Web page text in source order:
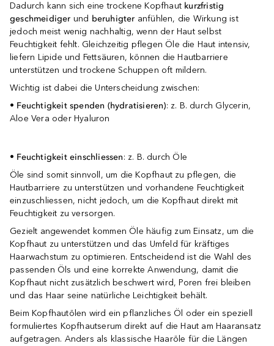
Dadurch kann sich eine trockene Kopfhaut kurzfristig
geschmeidiger und beruhigter anfühlen, die Wirkung ist
jedoch meist wenig nachhaltig, wenn der Haut selbst
Feuchtigkeit fehlt. Gleichzeitig pflegen Öle die Haut intensiv,
liefern Lipide und Fettsäuren, können die Hautbarriere
unterstützen und trockene Schuppen oft mildern.
Wichtig ist dabei die Unterscheidung zwischen:
• Feuchtigkeit spenden (hydratisieren): z. B. durch Glycerin,
Aloe Vera oder Hyaluron
• Feuchtigkeit einschliessen: z. B. durch Öle
Öle sind somit sinnvoll, um die Kopfhaut zu pflegen, die
Hautbarriere zu unterstützen und vorhandene Feuchtigkeit
einzuschliessen, nicht jedoch, um die Kopfhaut direkt mit
Feuchtigkeit zu versorgen.
Gezielt angewendet kommen Öle häufig zum Einsatz, um die
Kopfhaut zu unterstützen und das Umfeld für kräftiges
Haarwachstum zu optimieren. Entscheidend ist die Wahl des
passenden Öls und eine korrekte Anwendung, damit die
Kopfhaut nicht zusätzlich beschwert wird, Poren frei bleiben
und das Haar seine natürliche Leichtigkeit behält.
Beim Kopfhautölen wird ein pflanzliches Öl oder ein speziell
formuliertes Kopfhautserum direkt auf die Haut am Haaransatz
aufgetragen. Anders als klassische Haaröle für die Längen